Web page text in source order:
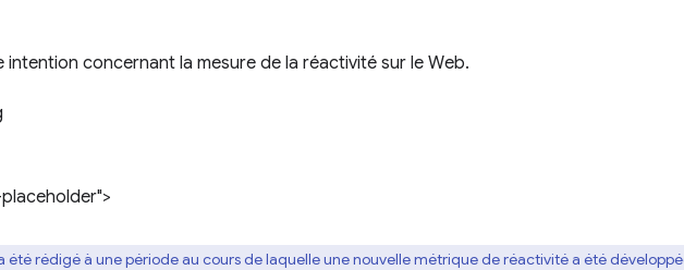
intention concernant la mesure de la réactivité sur le Web.
été rédigé à une période au cours de laquelle une nouvelle métrique de réactivité a été